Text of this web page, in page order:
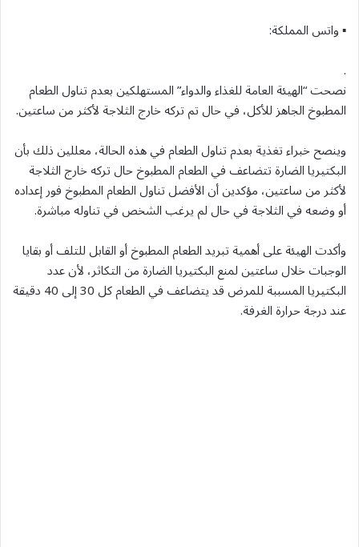
▪ واتس المملكة:
.
نصحت “الهيئة العامة للغذاء والدواء” المستهلكين بعدم تناول الطعام
المطبوخ الجاهز للأكل، في حال تم تركه خارج الثلاجة لأكثر من ساعتين.
وينصح خبراء تغذية بعدم تناول الطعام في هذه الحالة، معللين ذلك بأن
البكتيريا الضارة تتضاعف في الطعام المطبوخ حال تركه خارج الثلاجة
لأكثر من ساعتين، مؤكدين أن الأفضل تناول الطعام المطبوخ فور إعداده
أو وضعه في الثلاجة في حال لم يرغب الشخص في تناوله مباشرة.
وأكدت الهيئة على أهمية تبريد الطعام المطبوخ أو القابل للتلف أو بقايا
الوجبات خلال ساعتين لمنع البكتيريا الضارة من التكاثر، لأن عدد
البكتيريا المسببة للمرض قد يتضاعف في الطعام كل 30 إلى 40 دقيقة
عند درجة حرارة الغرفة.